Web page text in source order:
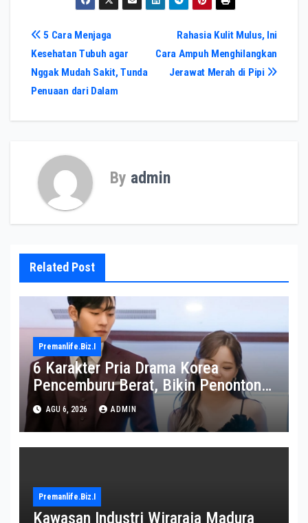
Navigasi
pos
Rahasia Kulit Mulus, Ini
Cara Ampuh Menghilangkan
Jerawat Merah di Pipi
5 Cara Menjaga
Kesehatan Tubuh agar
Nggak Mudah Sakit, Tunda
Penuaan dari Dalam
By admin
Related Post
Premanlife.biz.i
6 Karakter Pria Drama Korea
Pencemburu Berat, Bikin Penonton
Gemas
AGU 6, 2026 ADMIN
Premanlife.biz.i
Kawasan Industri Wiraraja Madura